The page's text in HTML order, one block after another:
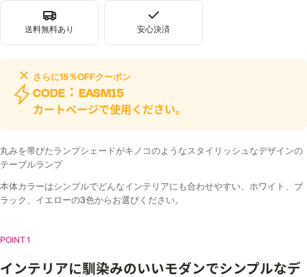
送料無料あり 安心決済
さらに15％OFFクーポン
CODE： EASM15
カートページで使用ください。
丸みを帯びたランプシェードがキノコのようなスタイリッシュなデザインの
テーブルランプ
本体カラーはシンプルでどんなインテリアにも合わせやすい、ホワイト、ブ
ラック、イエローの3色からお選びください。
POINT 1
インテリアに馴染みのいいモダンでシンプルなデ